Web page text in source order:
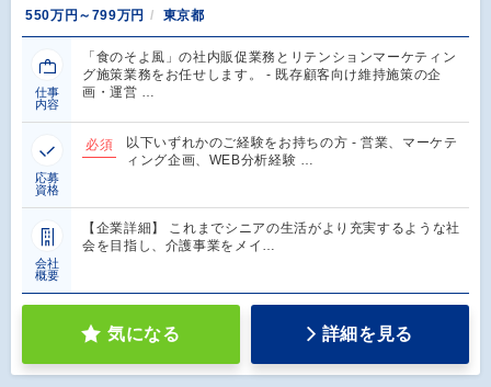
550万円～799万円
東京都
仕事
内容
「食のそよ風」の社内販促業務とリテンションマーケティン
グ施策業務をお任せします。 - 既存顧客向け維持施策の企
画・運営 …
応募
資格
必須
以下いずれかのご経験をお持ちの方 - 営業、マーケテ
ィング企画、WEB分析経験 …
会社
概要
【企業詳細】 これまでシニアの生活がより充実するような社
会を目指し、介護事業をメイ…
気になる 詳細を見る